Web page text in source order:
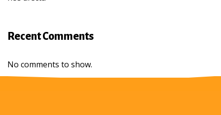
Recent Comments
No comments to show.